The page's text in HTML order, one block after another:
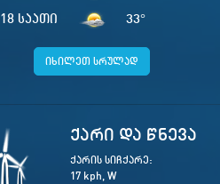
18 საათი
33°
იხილეთ სრულად
ქარი და წნევა
ქარის სიჩქარე:
17 kph, W